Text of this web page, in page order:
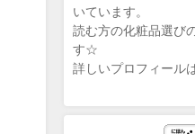
いています。
読む方の化粧品選び
す☆
詳しいプロフィール